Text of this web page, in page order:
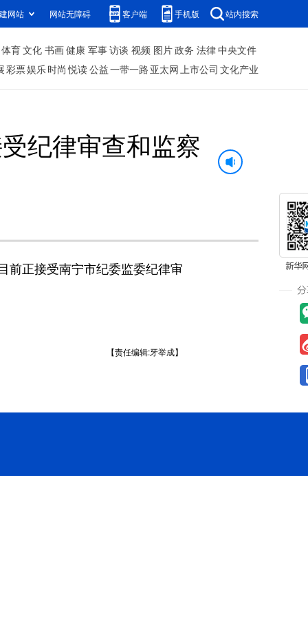
网站 网站无障碍 客户端 手机版 站内搜索
体育文化 书画健康 军事访谈 视频 图片政务 法律中央文件
彩票娱乐时尚 悦读公益一带一路 亚太网上市公司 文化产业
纪律审查和监察
正接受南宁市纪委监委纪律审
【责任编辑:牙举成】